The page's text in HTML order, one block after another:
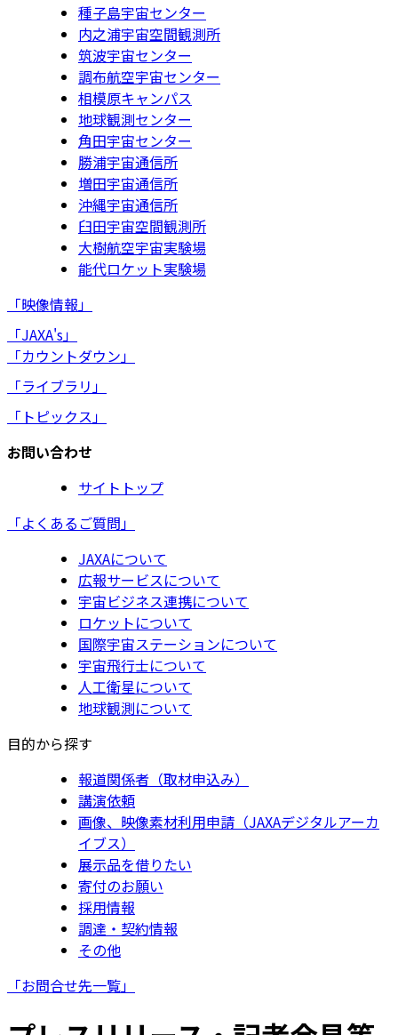
種子島宇宙センター
内之浦宇宙空間観測所
筑波宇宙センター
調布航空宇宙センター
相模原キャンパス
地球観測センター
角田宇宙センター
勝浦宇宙通信所
増田宇宙通信所
沖縄宇宙通信所
臼田宇宙空間観測所
大樹航空宇宙実験場
能代ロケット実験場
「映像情報」
「JAXA's」
「カウントダウン」
「ライブラリ」
「トピックス」
お問い合わせ
サイトトップ
「よくあるご質問」
JAXAについて
広報サービスについて
宇宙ビジネス連携について
ロケットについて
国際宇宙ステーションについて
宇宙飛行士について
人工衛星について
地球観測について
目的から探す
報道関係者（取材申込み）
講演依頼
画像、映像素材利用申請（JAXAデジタルアーカ
イブス）
展示品を借りたい
寄付のお願い
採用情報
調達・契約情報
その他
「お問合せ先一覧」